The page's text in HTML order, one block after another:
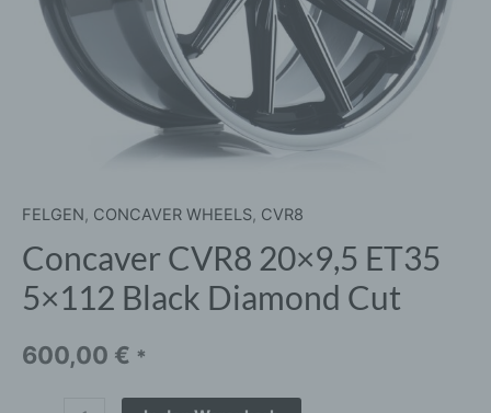
FELGEN, CONCAVER WHEELS, CVR8
Concaver CVR8 20×9,5 ET35
5×112 Black Diamond Cut
600,00 € *